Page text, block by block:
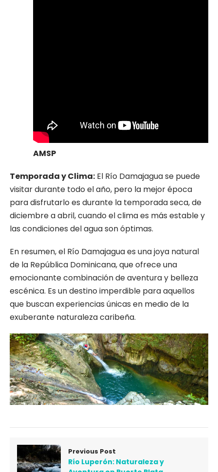
AMSP
Temporada y Clima: El Río Damajagua se puede
visitar durante todo el año, pero la mejor época
para disfrutarlo es durante la temporada seca, de
diciembre a abril, cuando el clima es más estable y
las condiciones del agua son óptimas.
En resumen, el Río Damajagua es una joya natural
de la República Dominicana, que ofrece una
emocionante combinación de aventura y belleza
escénica. Es un destino imperdible para aquellos
que buscan experiencias únicas en medio de la
exuberante naturaleza caribeña.
Previous Post
Río Luperón: Naturaleza y